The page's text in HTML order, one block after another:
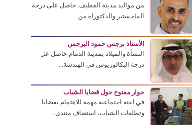
من مواليد مدينة القطيف. حاصل على درجة
الماجستير والدكتوراه من...
الأستاذ برجس حمود البرجس
النشأة والميلاد بمدينة الدمام حاصل عل
درجة البكالوريوس في الهندسة...
حوار مفتوح حول قضايا الشباب
في لفته اجتماعية مهمة للاهتمام بقضايا
وتطلعات الشباب، استضاف منتدى...